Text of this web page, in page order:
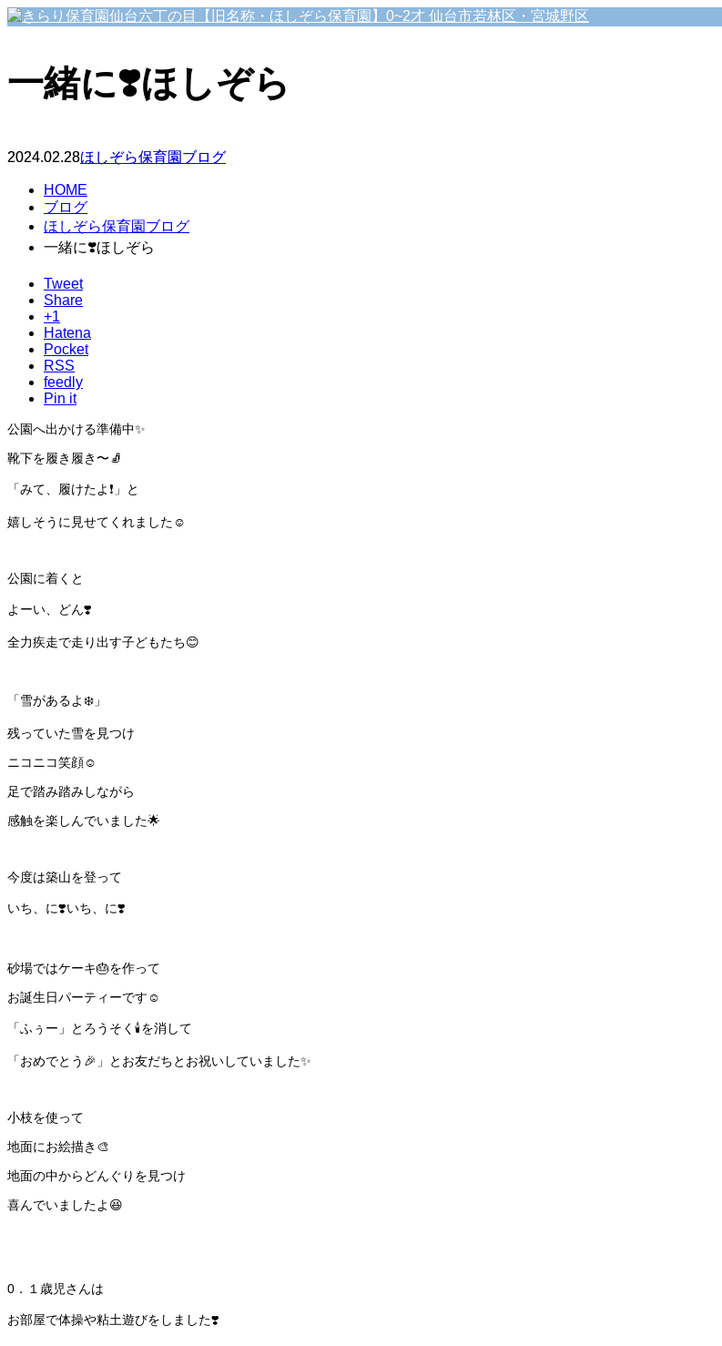
一緒に❣️ほしぞら
2024.02.28ほしぞら保育園ブログ
HOME
ブログ
ほしぞら保育園ブログ
一緒に❣️ほしぞら
Tweet
Share
+1
Hatena
Pocket
RSS
feedly
Pin it
公園へ出かける準備中✨
靴下を履き履き〜🧦
「みて、履けたよ❗️」と
嬉しそうに見せてくれました☺️
公園に着くと
よーい、どん❣️
全力疾走で走り出す子どもたち😊
「雪があるよ❄️」
残っていた雪を見つけ
ニコニコ笑顔☺️
足で踏み踏みしながら
感触を楽しんでいました🌟
今度は築山を登って
いち、に❣️いち、に❣️
砂場ではケーキ🎂を作って
お誕生日パーティーです☺️
「ふぅー」とろうそく🕯️を消して
「おめでとう🎉」とお友だちとお祝いしていました✨
小枝を使って
地面にお絵描き🎨
地面の中からどんぐりを見つけ
喜んでいましたよ😆
0．１歳児さんは
お部屋で体操や粘土遊びをしました❣️